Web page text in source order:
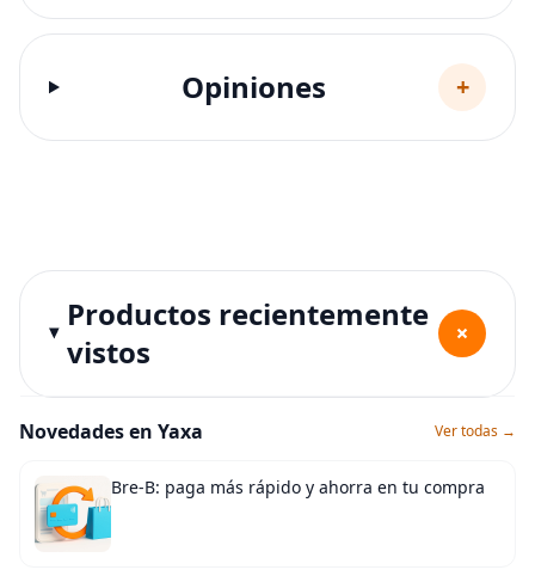
Opiniones +
Productos recientemente
vistos
+
Novedades en Yaxa Ver todas →
Bre-B: paga más rápido y ahorra en tu compra